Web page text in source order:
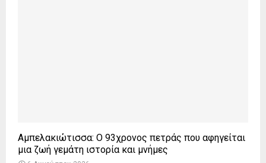
Αμπελακιώτισσα: Ο 93χρονος πετράς που αφηγείται
μια ζωή γεμάτη ιστορία και μνήμες